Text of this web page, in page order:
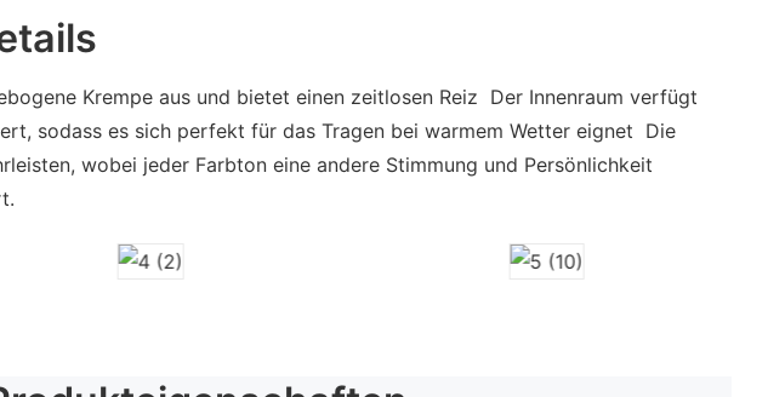
Krempe aus und bietet einen zeitlosen Reiz Der Innenraum verfügt
sodass es sich perfekt für das Tragen bei warmem Wetter eignet Die
wobei jeder Farbton eine andere Stimmung und Persönlichkeit